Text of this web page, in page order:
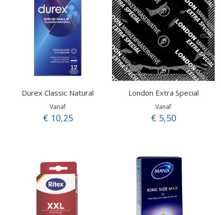
Durex Classic Natural
Vanaf
€ 10,25
London Extra Special
Vanaf
€ 5,50